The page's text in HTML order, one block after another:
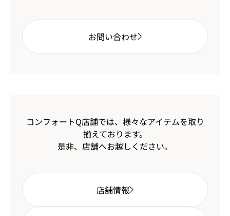
お問い合わせ
コンフォートQ店舗では、様々なアイテムを取り
揃えております。
是非、店舗へお越しください。
店舗情報